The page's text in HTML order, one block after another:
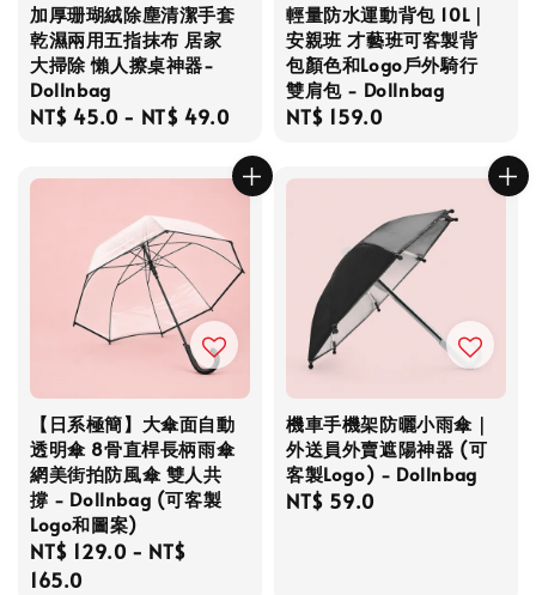
加厚珊瑚絨除塵清潔手套
乾濕兩用五指抹布 居家
大掃除 懶人擦桌神器-
Dollnbag
Regular
NT$ 45.0 - NT$ 49.0
輕量防水運動背包 10L｜
安親班 才藝班可客製背
包顏色和Logo戶外騎行
雙肩包 - Dollnbag
Regular
NT$ 159.0
【日系極簡】大傘面自動
透明傘 8骨直桿長柄雨傘
網美街拍防風傘 雙人共
撐 - Dollnbag (可客製
Logo和圖案)
Regular
price
NT$ 129.0 - NT$
165.0
機車手機架防曬小雨傘｜
外送員外賣遮陽神器 (可
客製Logo) - Dollnbag
Regular
NT$ 59.0